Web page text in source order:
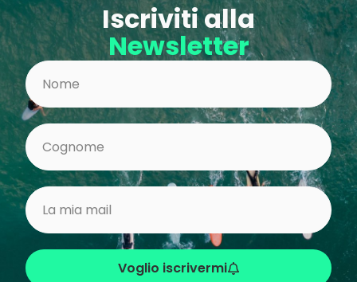
Iscriviti alla
Newsletter
Voglio iscrivermi